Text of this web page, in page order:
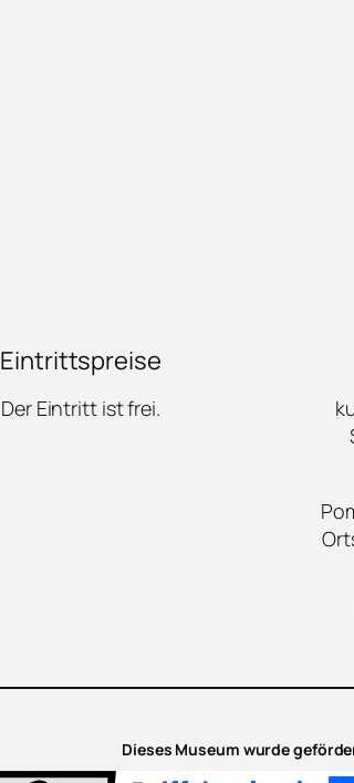
Eintrittspreise
Der Eintritt ist frei.
Dieses Museum wurde